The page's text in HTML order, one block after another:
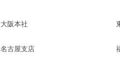
大阪本社
名古屋支店